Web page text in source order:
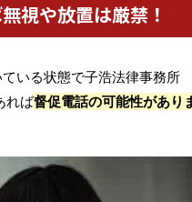
視や放置は厳禁！
いる状態で子浩法律事務所
れば督促電話の可能性があり